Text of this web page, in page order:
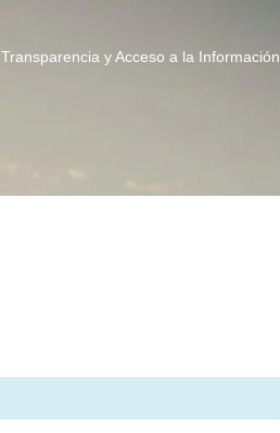
Transparencia y Acceso a la Información